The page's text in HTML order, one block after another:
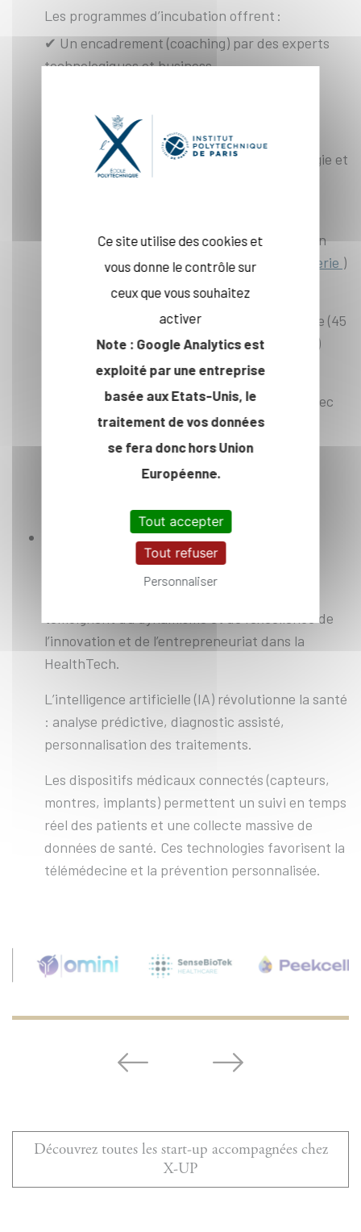
Les programmes d’incubation offrent :
✔︎ Un encadrement (coaching) par des experts
technologiques et business
deeptech
✔︎ Un mentorat par des experts en technologie et
en éducation
espace de prototypage X-FAB
avec un
espace LivingLab E4H IP Paris de bio-ingénierie )
✔︎ Un réseau académique, institutionnel,
scientifique et entrepreneuriaux d’excellence (45
laboratoires de recherche à l'échelle IP Paris)
✔︎ Un soutien au financement (BPI, levées de
fonds, fonds d’investissement spécialisés) avec
son réseau d'investisseurs
d’innovation à impact
Success stories deepTech
De nombreuses startups issues de l’École
témoignent du dynamisme et de l’excellence de
l’innovation et de l’entrepreneuriat dans la
HealthTech.
L’intelligence artificielle (IA) révolutionne la santé
: analyse prédictive, diagnostic assisté,
personnalisation des traitements.
Les dispositifs médicaux connectés (capteurs,
montres, implants) permettent un suivi en temps
réel des patients et une collecte massive de
données de santé. Ces technologies favorisent la
télémédecine et la prévention personnalisée.
Découvrez toutes les start-up accompagnées chez
X-UP
Ce site utilise des cookies et
vous donne le contrôle sur
ceux que vous souhaitez
activer
Note : Google Analytics est
exploité par une entreprise
basée aux Etats-Unis, le
traitement de vos données
se fera donc hors Union
Européenne.
Tout accepter
Tout refuser
Personnaliser